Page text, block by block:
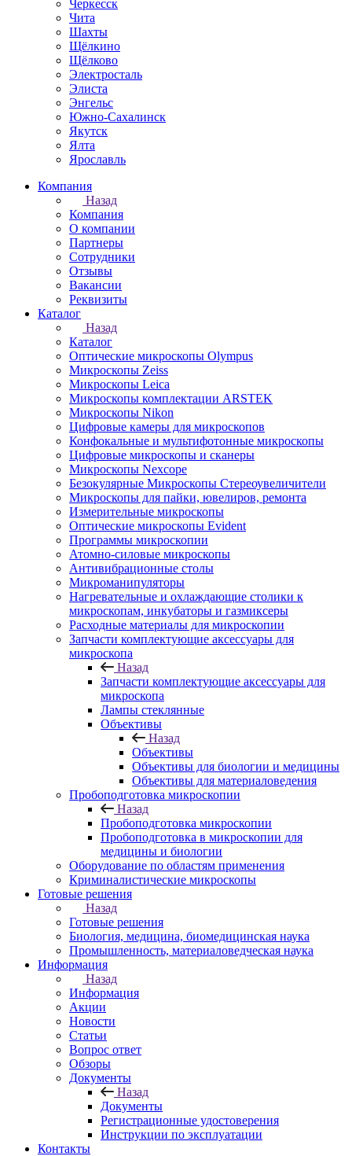
Черкесск
Чита
Шахты
Щёлкино
Щёлково
Электросталь
Элиста
Энгельс
Южно-Сахалинск
Якутск
Ялта
Ярославль
Компания
Назад
Компания
О компании
Партнеры
Сотрудники
Отзывы
Вакансии
Реквизиты
Каталог
Назад
Каталог
Оптические микроскопы Olympus
Микроскопы Zeiss
Микроскопы Leica
Микроскопы комплектации ARSTEK
Микроскопы Nikon
Цифровые камеры для микроскопов
Конфокальные и мультифотонные микроскопы
Цифровые микроскопы и сканеры
Микроскопы Nexcope
Безокулярные Микроскопы Стереоувеличители
Микроскопы для пайки, ювелиров, ремонта
Измерительные микроскопы
Оптические микроскопы Evident
Программы микроскопии
Атомно-силовые микроскопы
Антивибрационные столы
Микроманипуляторы
Нагревательные и охлаждающие столики к
микроскопам, инкубаторы и газмиксеры
Расходные материалы для микроскопии
Запчасти комплектующие аксессуары для
микроскопа
Назад
Запчасти комплектующие аксессуары для
микроскопа
Лампы стеклянные
Объективы
Назад
Объективы
Объективы для биологии и медицины
Объективы для материаловедения
Пробоподготовка микроскопии
Назад
Пробоподготовка микроскопии
Пробоподготовка в микроскопии для
медицины и биологии
Оборудование по областям применения
Криминалистические микроскопы
Готовые решения
Назад
Готовые решения
Биология, медицина, биомедицинская наука
Промышленность, материаловедческая наука
Информация
Назад
Информация
Акции
Новости
Статьи
Вопрос ответ
Обзоры
Документы
Назад
Документы
Регистрационные удостоверения
Инструкции по эксплуатации
Контакты